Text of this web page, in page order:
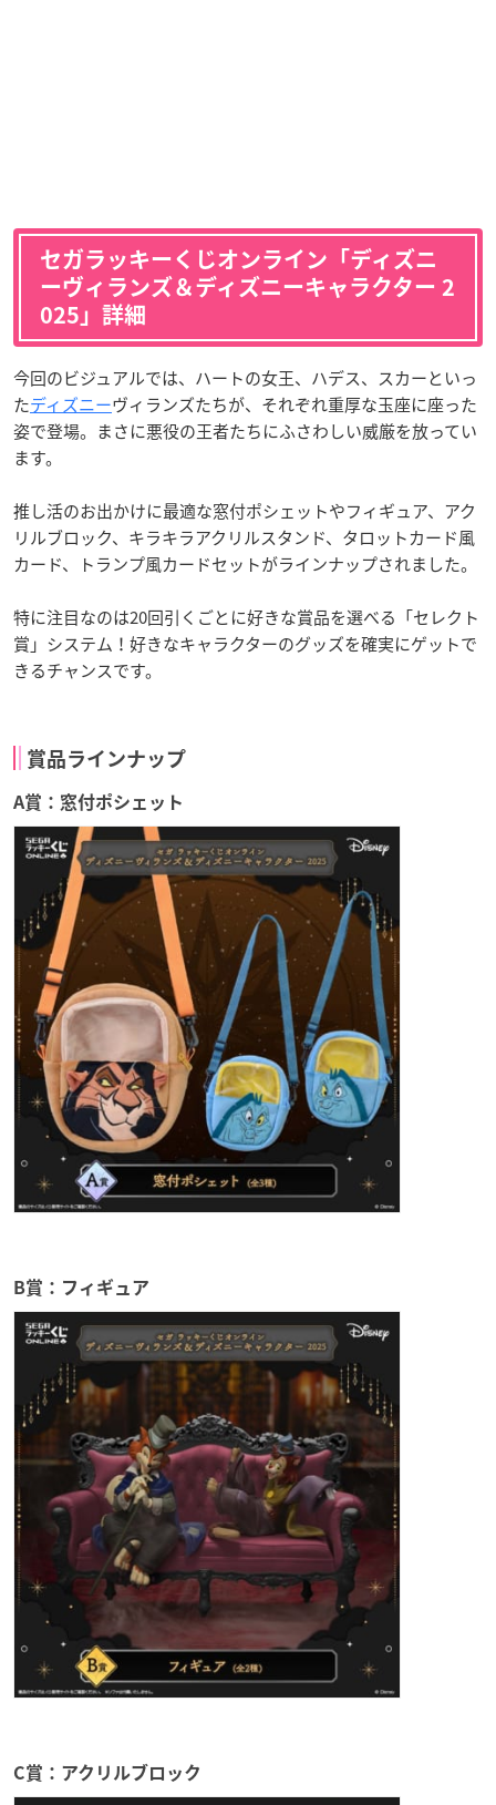
セガラッキーくじオンライン「ディズニ
ーヴィランズ＆ディズニーキャラクター 2
025」詳細
今回のビジュアルでは、ハートの女王、ハデス、スカーといっ
たディズニーヴィランズたちが、それぞれ重厚な玉座に座った
姿で登場。まさに悪役の王者たちにふさわしい威厳を放ってい
ます。
推し活のお出かけに最適な窓付ポシェットやフィギュア、アク
リルブロック、キラキラアクリルスタンド、タロットカード風
カード、トランプ風カードセットがラインナップされました。
特に注目なのは20回引くごとに好きな賞品を選べる「セレクト
賞」システム！好きなキャラクターのグッズを確実にゲットで
きるチャンスです。
賞品ラインナップ
A賞：窓付ポシェット
B賞：フィギュア
C賞：アクリルブロック